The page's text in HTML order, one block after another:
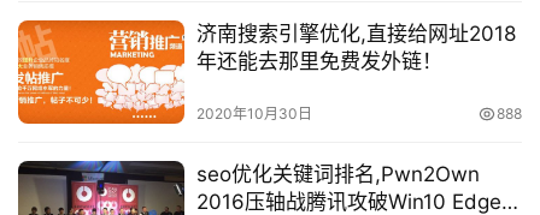
济南搜索引擎优化,直接给网址2018
年还能去那里免费发外链！
2020年10月30日 888
seo优化关键词排名,Pwn2Own
2016压轴战腾讯攻破Win10 Edge浏